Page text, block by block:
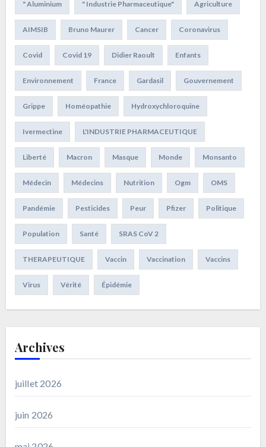
" Aluminium " Industrie Pharmaceutique" Agriculture
AIMSIB Bruno Maurer Cancer Coronavirus
Covid Covid 19 Didier Raoult Enfants
Environnement France Gardasil Gouvernement
Grippe Homéopathie Hydroxychloroquine
Ivermectine L'INDUSTRIE PHARMACEUTIQUE
Liberté Macron Masque Monde Monsanto
Médecin Médecins Nutrition Ogm OMS
Pandémie Pesticides Peur Pfizer Politique
Population Santé SRAS CoV 2
THERAPEUTIQUE Vaccin Vaccination Vaccins
Virus Vérité Épidémie
Archives
juillet 2026
juin 2026